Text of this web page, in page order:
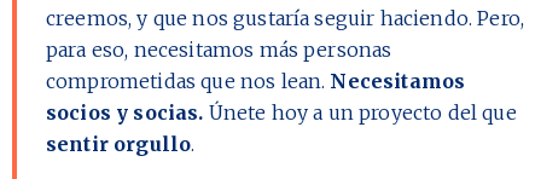
creemos, y que nos gustaría seguir haciendo. Pero,
para eso, necesitamos más personas
comprometidas que nos lean. Necesitamos
socios y socias. Únete hoy a un proyecto del que
sentir orgullo.